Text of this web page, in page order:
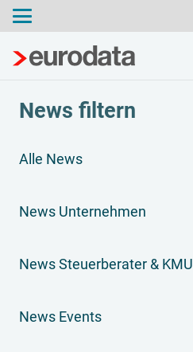
News filtern
Alle News
News Unternehmen
News Steuerberater & KMU
News Events